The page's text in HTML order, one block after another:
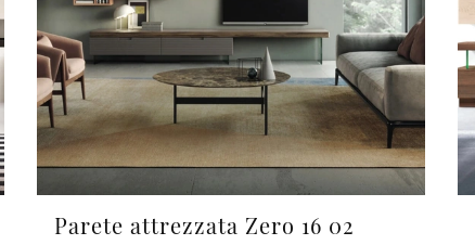
Parete attrezzata Zero 16 02